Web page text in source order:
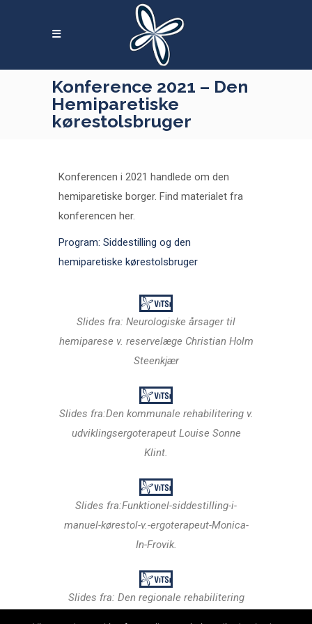
Konference 2021 – Den
Hemiparetiske
kørestolsbruger
Konferencen i 2021 handlede om den
hemiparetiske borger. Find materialet fra
konferencen her.
Program: Siddestilling og den
hemiparetiske kørestolsbruger
Slides fra: Neurologiske årsager til
hemiparese v. reservelæge Christian Holm
Steenkjær
Slides fra:Den kommunale rehabilitering v.
udviklingsergoterapeut Louise Sonne
Klint.
Slides fra:Funktionel-siddestilling-i-
manuel-kørestol-v.-ergoterapeut-Monica-
In-Frovik.
Slides fra: Den regionale rehabilitering